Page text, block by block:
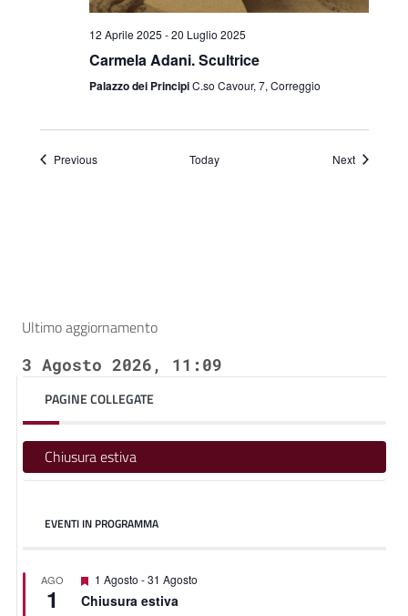
12 Aprile 2025 -20 Luglio 2025
Carmela Adani. Scultrice
Palazzo dei PrincipiC.so Cavour, 7, Correggio
PreviousEvents Today NextEvents
Ultimo aggiornamento
3 Agosto 2026, 11:09
PAGINE COLLEGATE
Chiusura estiva
EVENTI IN PROGRAMMA
AGO
1
Featured
1 Agosto -31 Agosto
Chiusura estiva